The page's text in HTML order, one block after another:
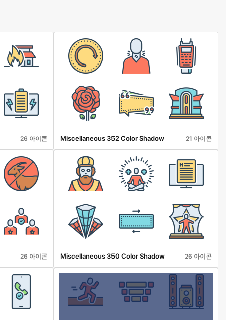
26 아이콘 Miscellaneous 352 Color Shadow 21 아이콘
26 아이콘 Miscellaneous 350 Color Shadow 26 아이콘